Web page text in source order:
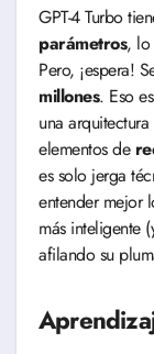
GPT-4 Turbo
parámetros, lo
Pero, ¡espera!
millones. Eso
una
elementos de
es solo jerga
entender mejor
más inteligente
afilando su